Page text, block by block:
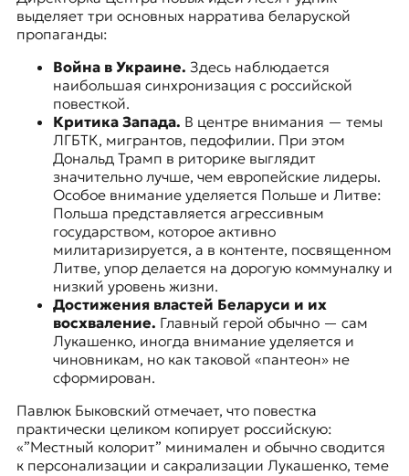
выделяет три основных нарратива беларуской
пропаганды:
Война в Украине. Здесь наблюдается
наибольшая синхронизация с российской
повесткой.
Критика Запада. В центре внимания — темы
ЛГБТК, мигрантов, педофилии. При этом
Дональд Трамп в риторике выглядит
значительно лучше, чем европейские лидеры.
Особое внимание уделяется Польше и Литве:
Польша представляется агрессивным
государством, которое активно
милитаризируется, а в контенте, посвященном
Литве, упор делается на дорогую коммуналку и
низкий уровень жизни.
Достижения властей Беларуси и их
восхваление. Главный герой обычно — сам
Лукашенко, иногда внимание уделяется и
чиновникам, но как таковой «пантеон» не
сформирован.
Павлюк Быковский отмечает, что повестка
практически целиком копирует российскую:
«”Местный колорит” минимален и обычно сводится
к персонализации и сакрализации Лукашенко, теме